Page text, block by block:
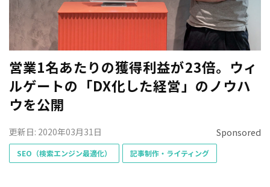
営業1名あたりの獲得利益が23倍。ウィ
ルゲートの「DX化した経営」のノウハ
ウを公開
Sponsored
更新日: 2020年03月31日
SEO（検索エンジン最適化） 記事制作・ライティング